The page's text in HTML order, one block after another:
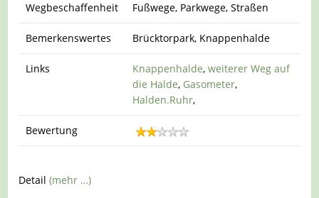
Wegbeschaffenheit Fußwege, Parkwege, Straßen
Bemerkenswertes Brücktorpark, Knappenhalde
Links Knappenhalde,weiterer Weg auf
die Halde, Gasometer,
Halden.Ruhr,
Bewertung
Detail(mehr …)